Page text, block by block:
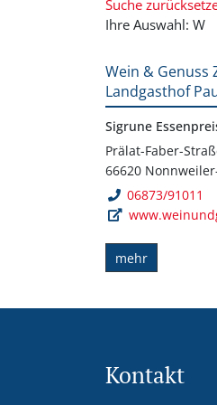
Suche
Ihre Auswahl: W
Wein & Genuss
Landgasthof
Sigrune
Prälat-Faber-
66620
06873/91011
mehr
Kontakt